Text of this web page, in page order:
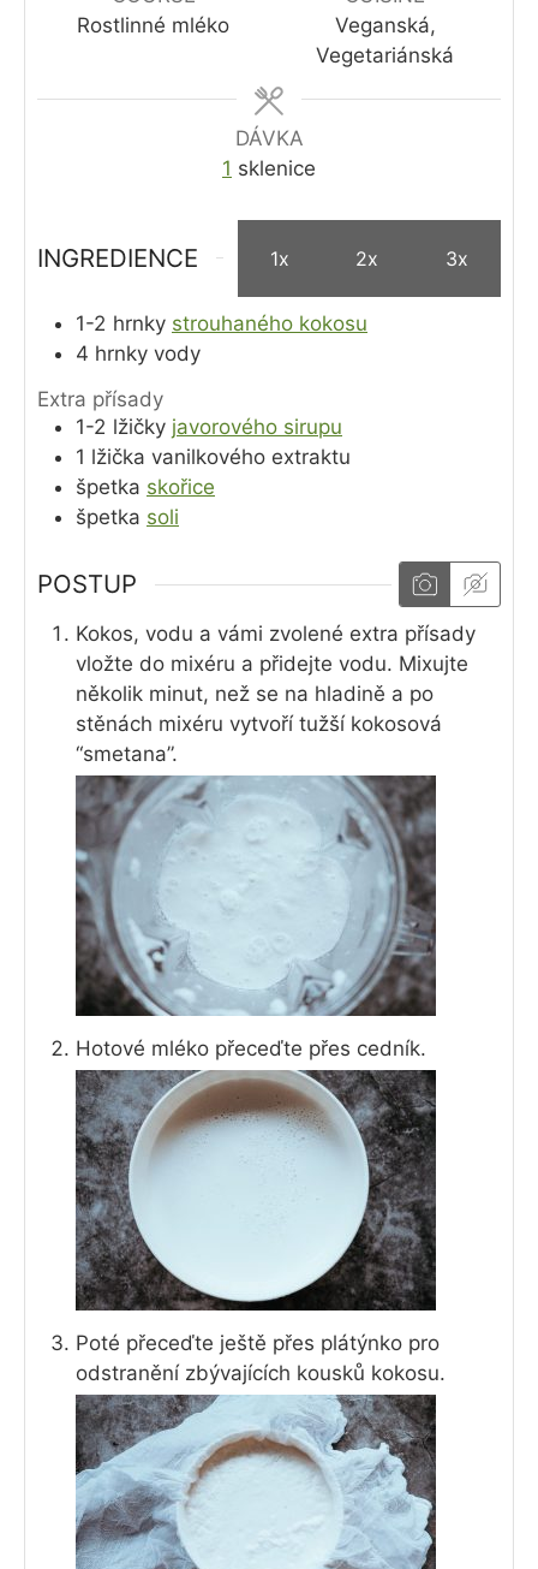
Rostlinné mléko
Veganská,
Vegetariánská
DÁVKA
1 sklenice
INGREDIENCE 1x 2x 3x
1-2 hrnky strouhaného kokosu
4 hrnky vody
Extra přísady
1-2 lžičky javorového sirupu
1 lžička vanilkového extraktu
špetka skořice
špetka soli
POSTUP
Kokos, vodu a vámi zvolené extra přísady
vložte do mixéru a přidejte vodu. Mixujte
několik minut, než se na hladině a po
stěnách mixéru vytvoří tužší kokosová
“smetana”.
Hotové mléko přeceďte přes cedník.
Poté přeceďte ještě přes plátýnko pro
odstranění zbývajících kousků kokosu.